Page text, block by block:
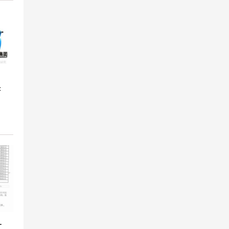
胶接头